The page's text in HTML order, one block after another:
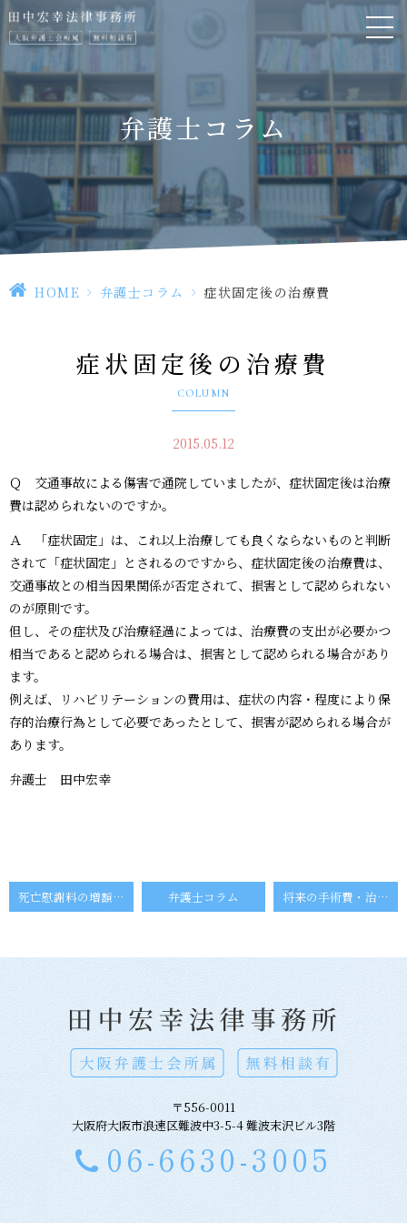
弁護士コラム
HOME > 弁護士コラム > 症状固定後の治療費
症状固定後の治療費
COLUMN
2015.05.12
Ｑ 交通事故による傷害で通院していましたが、症状固定後は治療
費は認められないのですか。
Ａ 「症状固定」は、これ以上治療しても良くならないものと判断
されて「症状固定」とされるのですから、症状固定後の治療費は、
交通事故との相当因果関係が否定されて、損害として認められない
のが原則です。
但し、その症状及び治療経過によっては、治療費の支出が必要かつ
相当であると認められる場合は、損害として認められる場合があり
ます。
例えば、リハビリテーションの費用は、症状の内容・程度により保
存的治療行為として必要であったとして、損害が認められる場合が
あります。
弁護士 田中宏幸
死亡慰謝料の増額・減額事由 弁護士コラム 将来の手術費・治療費
〒556-0011
大阪府大阪市浪速区難波中3-5-4 難波末沢ビル3階
06-6630-3005